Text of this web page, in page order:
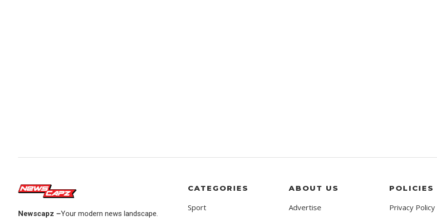
Newscapz –Your modern news landscape.
CATEGORIES
Sport
ABOUT US
Advertise
POLICIES
Privacy Policy